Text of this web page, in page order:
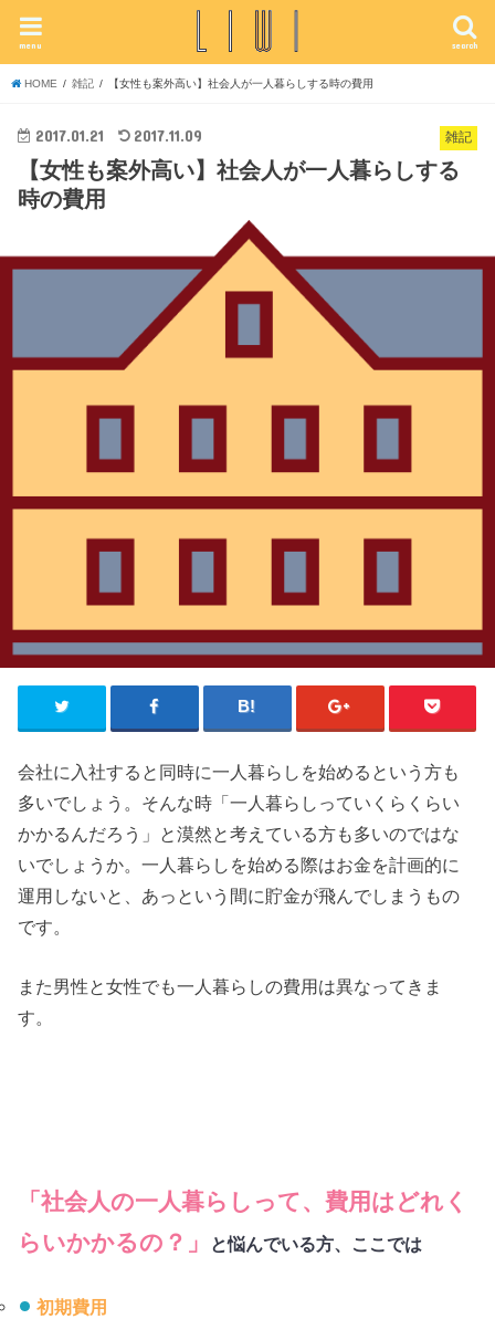
search
menu
HOME 雑記 【女性も案外高い】社会人が一人暮らしする時の費用
雑記
2017.01.21 2017.11.09
【女性も案外高い】社会人が一人暮らしする
時の費用
会社に入社すると同時に一人暮らしを始めるという方も
多いでしょう。そんな時「一人暮らしっていくらくらい
かかるんだろう」と漠然と考えている方も多いのではな
いでしょうか。一人暮らしを始める際はお金を計画的に
運用しないと、あっという間に貯金が飛んでしまうもの
です。
また男性と女性でも一人暮らしの費用は異なってきま
す。
「社会人の一人暮らしって、費用はどれく
らいかかるの？」
と悩んでいる方、ここでは
初期費用